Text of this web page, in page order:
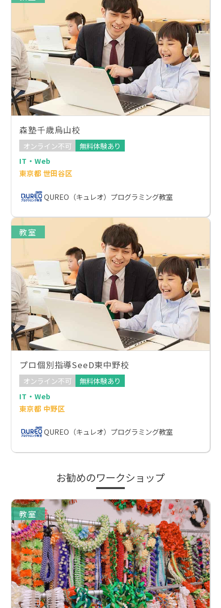
森塾千歳烏山校
オンライン不可
無料体験あり
IT・Web
東京都 世田谷区
QUREO（キュレオ）プログラミング教室
教室
プロ個別指導SeeD東中野校
オンライン不可
無料体験あり
IT・Web
東京都 中野区
QUREO（キュレオ）プログラミング教室
お勧めのワークショップ
教室